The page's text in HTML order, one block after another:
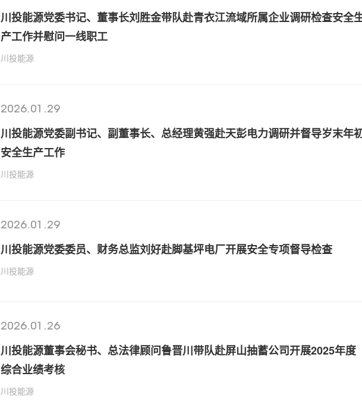
川投能源党委书记、董事长刘胜金带队赴青衣江流域所属企业调研检查安全
产工作并慰问一线职工
川投能源
2026.01.29
川投能源党委副书记、副董事长、总经理黄强赴天彭电力调研并督导岁末年
安全生产工作
川投能源
2026.01.29
川投能源党委委员、财务总监刘好赴脚基坪电厂开展安全专项督导检查
川投能源
2026.01.26
川投能源董事会秘书、总法律顾问鲁晋川带队赴屏山抽蓄公司开展2025年度
综合业绩考核
川投能源